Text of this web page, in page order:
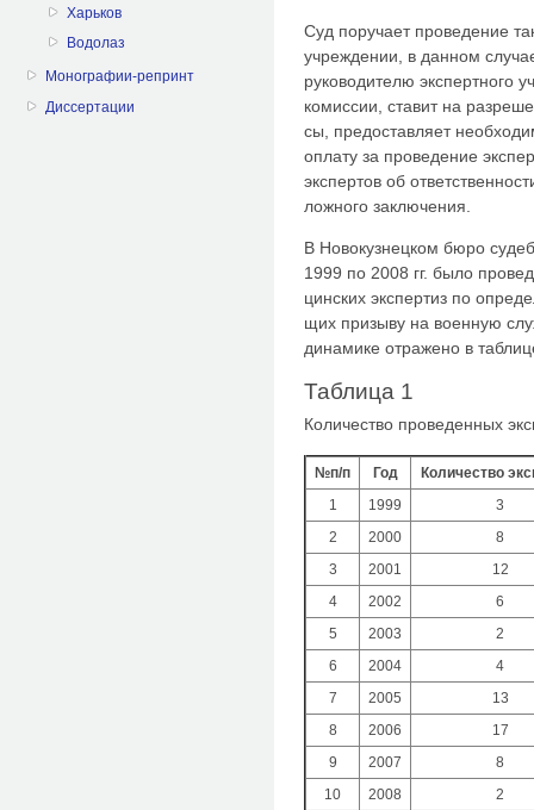
Харьков
Водолаз
Монографии-репринт
Диссертации
Суд поручает проведение
учреждении, в данном
руководителю экспертного
комиссии, ставит на
сы, предоставляет
оп­лату за проведение
экспертов об
ложного заклю­чения.
В Новокузнецком бюро
1999 по 2008 гг. было
цинских экспертиз по
щих призыву на военную
динамике отражено в
Таблица 1
Количество проведенных
№п/п Год
Количество
1
1999
3
2
2000
8
3
2001
12
4
2002
6
5
2003
2
6
2004
4
7
2005
13
8
2006
17
9
2007
8
10
2008 2